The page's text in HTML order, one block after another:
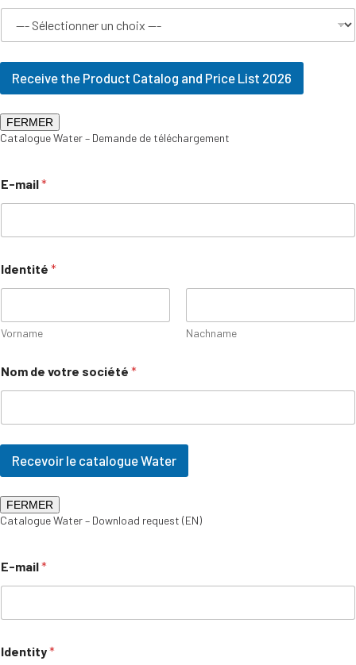
Receive the Product Catalog and Price List 2026
FERMER
Catalogue Water – Demande de téléchargement
E-mail*
Identité *
Vorname Nachname
Nom de votre société *
Recevoir le catalogue Water
FERMER
Catalogue Water – Download request (EN)
E-mail*
Identity*